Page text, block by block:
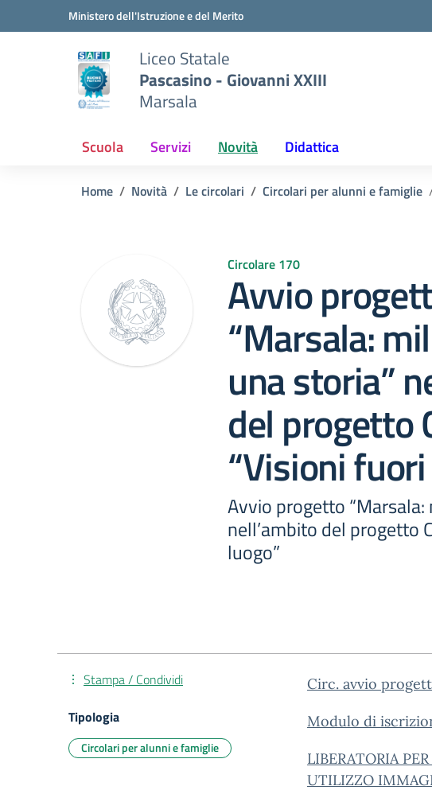
Vai ai contenuti
Vai al menu di navigazioneMinistero dell'Istruzione e del Merito
Liceo Statale
Pascasino - Giovanni XXIII
Marsala
Scuola Servizi Novità Didattica
Home Novità Le circolari Circolari per alunni e famiglie
Circolare 170
Avvio
“Marsala:
una storia”
del progetto
“Visioni
Avvio progetto
nell’ambito del progetto
luogo”
Circ. avvio
Modulo di
LIBERATORIA
UTILIZZO
Stampa / Condividi
Tipologia
Circolari per alunni e famiglie